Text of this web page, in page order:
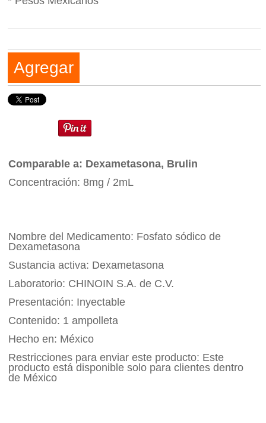
Agregar
Comparable a: Dexametasona, Brulin
Concentración: 8mg / 2mL
Nombre del Medicamento: Fosfato sódico de
Dexametasona
Sustancia activa: Dexametasona
Laboratorio: CHINOIN S.A. de C.V.
Presentación: Inyectable
Contenido: 1 ampolleta
Hecho en: México
Restricciones para enviar este producto: Este
producto está disponible solo para clientes dentro
de México